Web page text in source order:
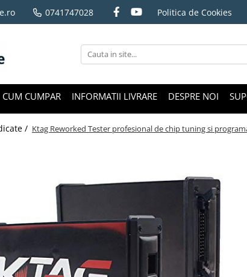
0741747028 Politica de Cookies
CUM CUMPAR INFORMATII LIVRARE DESPRE NOI
/ Ktag Reworked Tester profesional de chip tuning si